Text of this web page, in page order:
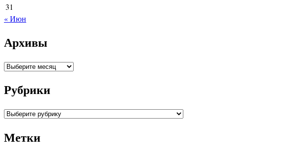
31
« Июн
Архивы
Архивы
Рубрики
Рубрики
Метки